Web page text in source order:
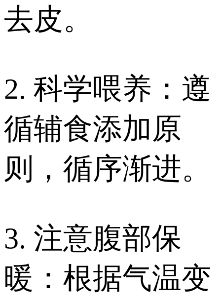
去皮。
2. 科学喂养：遵
循辅食添加原
则，循序渐进。
3. 注意腹部保
暖：根据气温变